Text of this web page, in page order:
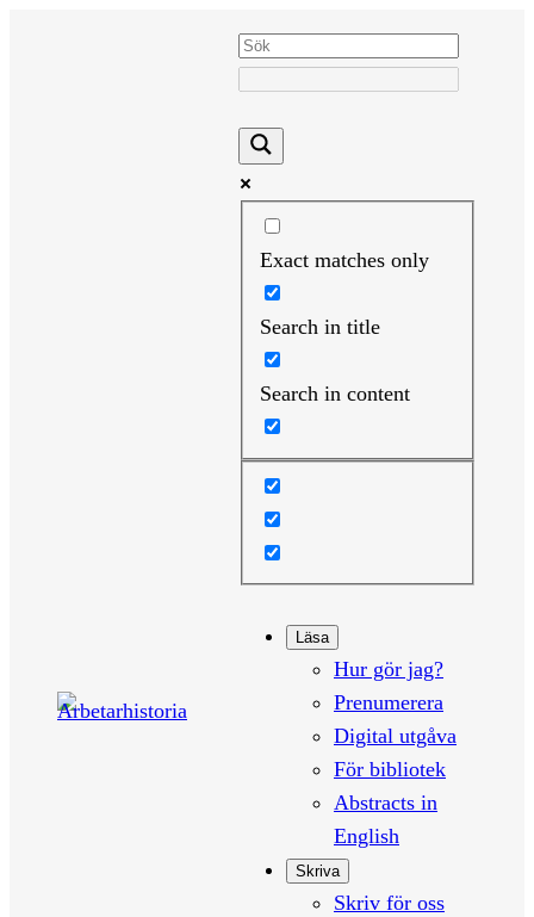
Exact matches only
Search in title
Search in content
Läsa
Hur gör jag?
Prenumerera
Digital utgåva
För bibliotek
Abstracts in
English
Skriva
Skriv för oss